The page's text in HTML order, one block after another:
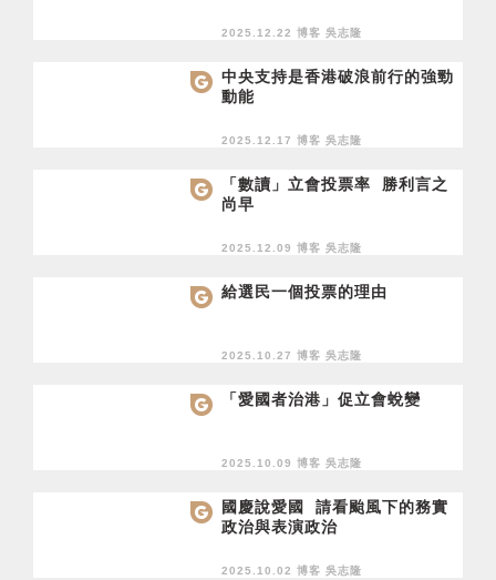
2025.12.22 博客 吳志隆
中央支持是香港破浪前行的強勁
動能
2025.12.17 博客 吳志隆
「數讀」立會投票率 勝利言之
尚早
2025.12.09 博客 吳志隆
給選民一個投票的理由
2025.10.27 博客 吳志隆
「愛國者治港」促立會蛻變
2025.10.09 博客 吳志隆
國慶說愛國 請看颱風下的務實
政治與表演政治
2025.10.02 博客 吳志隆